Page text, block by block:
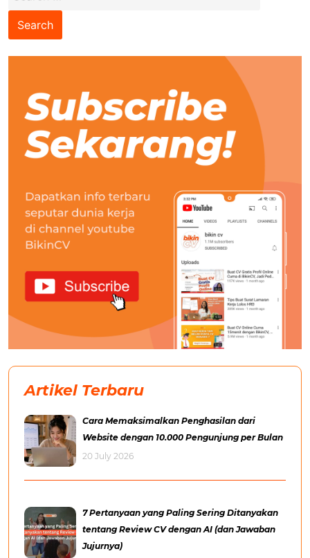
Artikel Terbaru
Cara Memaksimalkan Penghasilan dari
Website dengan 10.000 Pengunjung per Bulan
20 July 2026
7 Pertanyaan yang Paling Sering Ditanyakan
tentang Review CV dengan AI (dan Jawaban
Jujurnya)